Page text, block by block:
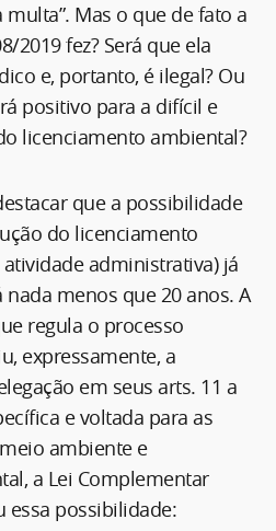
Mas o que de fato a
2019 fez? Será que ela
e, portanto, é ilegal? Ou
positivo para a difícil e
licenciamento ambiental?
que a possibilidade
do licenciamento
administrativa) já
menos que 20 anos. A
regula o processo
expressamente, a
em seus arts. 11 a
e voltada para as
ambiente e
a Lei Complementar
essa possibilidade: